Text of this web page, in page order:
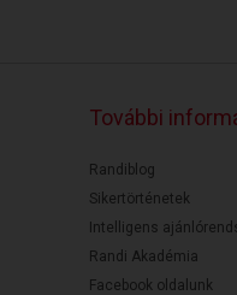
További
Randiblog
Sikertörténetek
Intelligens
Randi Akadémia
Facebook oldalunk